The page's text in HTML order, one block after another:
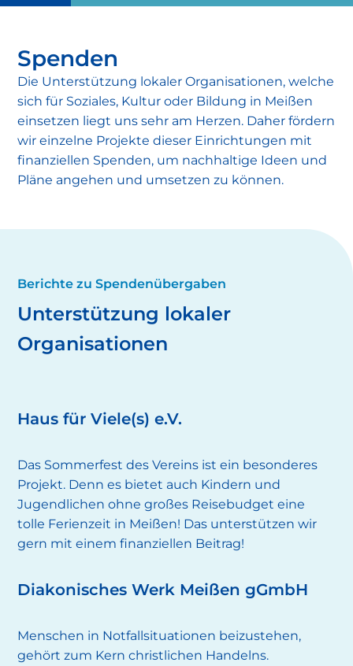
Spenden
Die Unterstützung lokaler Organisationen, welche
sich für Soziales, Kultur oder Bildung in Meißen
einsetzen liegt uns sehr am Herzen. Daher fördern
wir einzelne Projekte dieser Einrichtungen mit
finanziellen Spenden, um nachhaltige Ideen und
Pläne angehen und umsetzen zu können.
Unterstützung lokaler
Organisationen
Berichte zu Spendenübergaben
Haus für Viele(s) e.V.
Das Sommerfest des Vereins ist ein besonderes
Projekt. Denn es bietet auch Kindern und
Jugendlichen ohne großes Reisebudget eine
tolle Ferienzeit in Meißen! Das unterstützen wir
gern mit einem finanziellen Beitrag!
Diakonisches Werk Meißen gGmbH
Menschen in Notfallsituationen beizustehen,
gehört zum Kern christlichen Handelns.